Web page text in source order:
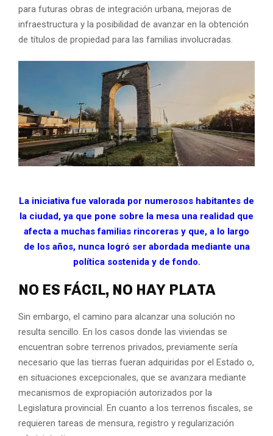
para futuras obras de integración urbana, mejoras de
infraestructura y la posibilidad de avanzar en la obtención
de títulos de propiedad para las familias involucradas.
La iniciativa fue valorada por numerosos habitantes de
la ciudad, ya que pone sobre la mesa una realidad que
afecta a muchas familias rincoreras y que, a lo largo
de los años, nunca logró ser abordada mediante una
política sostenida y de fondo.
NO ES FÁCIL, NO HAY PLATA
Sin embargo, el camino para alcanzar una solución no
resulta sencillo. En los casos donde las viviendas se
encuentran sobre terrenos privados, previamente sería
necesario que las tierras fueran adquiridas por el Estado o,
en situaciones excepcionales, que se avanzara mediante
mecanismos de expropiación autorizados por la
Legislatura provincial. En cuanto a los terrenos fiscales, se
requieren tareas de mensura, registro y regularización